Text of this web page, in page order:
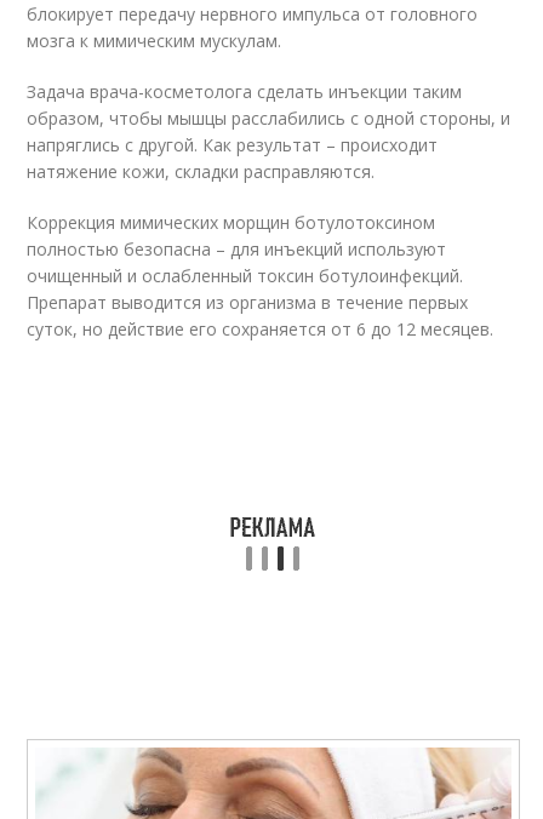
блокирует передачу нервного импульса от головного
мозга к мимическим мускулам.
Задача врача-косметолога сделать инъекции таким
образом, чтобы мышцы расслабились с одной стороны, и
напряглись с другой. Как результат – происходит
натяжение кожи, складки расправляются.
Коррекция мимических морщин ботулотоксином
полностью безопасна – для инъекций используют
очищенный и ослабленный токсин ботулоинфекций.
Препарат выводится из организма в течение первых
суток, но действие его сохраняется от 6 до 12 месяцев.